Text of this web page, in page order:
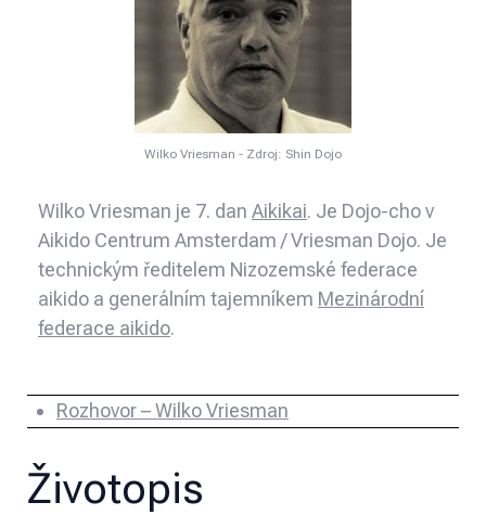
Wilko Vriesman - Zdroj: Shin Dojo
Wilko Vriesman je 7. dan Aikikai. Je Dojo-cho v
Aikido Centrum Amsterdam / Vriesman Dojo. Je
technickým ředitelem Nizozemské federace
aikido a generálním tajemníkem Mezinárodní
federace aikido.
Rozhovor – Wilko Vriesman
Životopis